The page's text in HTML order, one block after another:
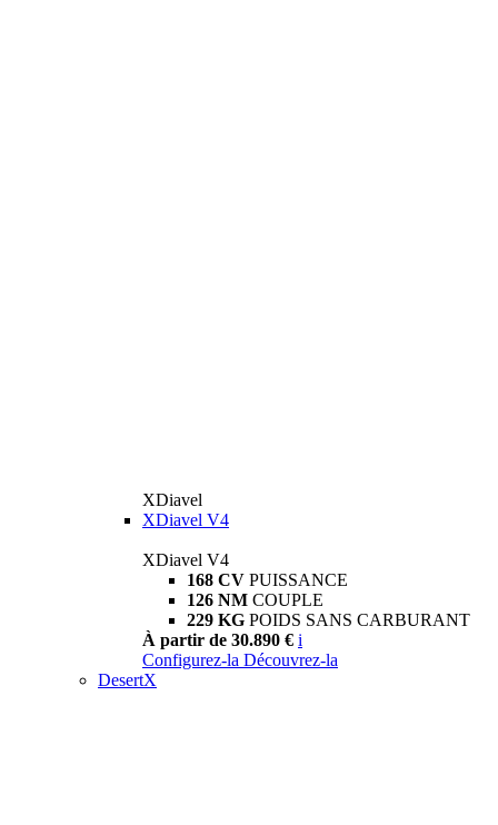
XDiavel
XDiavel V4
XDiavel V4
168 CV PUISSANCE
126 NM COUPLE
229 KG POIDS SANS CARBURANT
À partir de 30.890 € i
Configurez-la Découvrez-la
DesertX